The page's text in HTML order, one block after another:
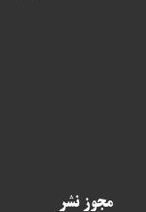
مجوز نشر